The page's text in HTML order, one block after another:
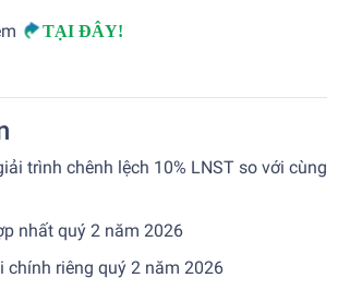
TẠI ĐÂY!
trình chênh lệch 10% LNST so với cùng
nhất quý 2 năm 2026
chính riêng quý 2 năm 2026